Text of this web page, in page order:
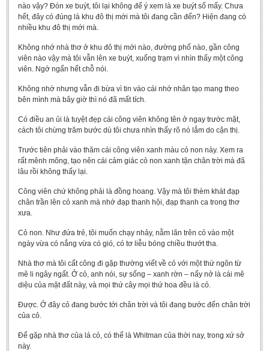
ALUMNI
Alumni Association
Scholarship Fund
STUDENT ACTIVITIES
Literature Club
nào vậy? Đón xe buýt, tôi lại không để ý xem là xe buýt số mấy. Chưa
hết, đây có đúng là khu đô thị mới mà tôi đang cần đến? Hiện đang có
nhiều khu đô thị mới mà.
Không nhớ nhà thơ ở khu đô thị mới nào, đường phố nào, gần công
viên nào vậy mà tôi vẫn lên xe buýt, xuống trạm vì nhìn thấy một công
viên. Ngớ ngẩn hết chỗ nói.
Không nhớ nhưng vẫn đi bừa vì tin vào cái nhớ nhân tạo mang theo
bên mình mà bây giờ thì nó đã mất tích.
Có điều an ủi là tuyệt đẹp cái công viên không tên ở ngay trước mặt,
cách tôi chừng trăm bước dù tôi chưa nhìn thấy rõ nó lắm do cận thị.
Trước tiên phải vào thăm cái công viên xanh màu cỏ non này. Xem ra
rất mênh mông, tạo nên cái cảm giác cỏ non xanh tận chân trời mà đã
lâu rồi không thấy lại.
Công viên chứ không phải là đồng hoang. Vậy mà tôi thèm khát đạp
chân trần lên cỏ xanh mà nhớ đạp thanh hội, đạp thanh ca trong thơ
xưa.
Cỏ non. Như đứa trẻ, tôi muốn chạy nhảy, nằm lăn trên cỏ vào một
ngày vừa có nắng vừa có gió, có tơ liễu bóng chiều thướt tha.
Nhà thơ mà tôi cất công đi gặp thường viết về cỏ với một thứ ngôn từ
mê li ngây ngất. Ở cỏ, anh nói, sự sống – xanh rờn – nẩy nở là cái mê
diệu của mặt đất này, và mọi thứ cây mọi thứ hoa đều là cỏ.
Được. Ở đây cỏ đang bước tới chân trời và tôi đang bước đến chân trời
của cỏ.
Để gặp nhà thơ của lá cỏ, có thể là Whitman của thời nay, trong xứ sở
này.